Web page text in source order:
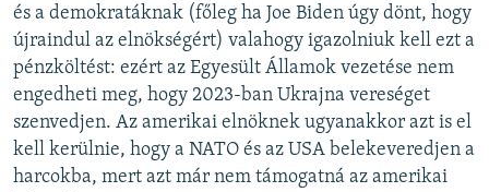
és a demokratáknak (főleg ha Joe Biden úgy dönt, hogy
újraindul az elnökségért) valahogy igazolniuk kell ezt a
pénzköltést: ezért az Egyesült Államok vezetése nem
engedheti meg, hogy 2023-ban Ukrajna vereséget
szenvedjen. Az amerikai elnöknek ugyanakkor azt is el
kell kerülnie, hogy a NATO és az USA belekeveredjen a
harcokba, mert azt már nem támogatná az amerikai